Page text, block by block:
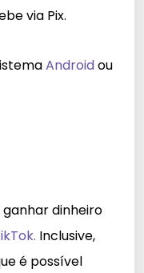
via Pix.
Androidou
dinheiro
Inclusive,
é possível